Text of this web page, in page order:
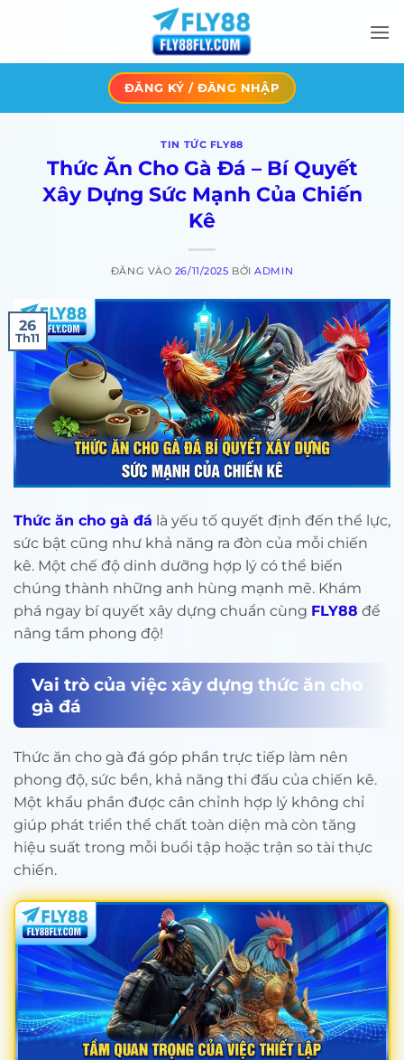
ĐĂNG KÝ / ĐĂNG NHẬP
TIN TỨC FLY88
Thức Ăn Cho Gà Đá – Bí Quyết
Xây Dựng Sức Mạnh Của Chiến
Kê
ĐĂNG VÀO 26/11/2025 BỞIADMIN
26
Th11
Thức ăn cho gà đá là yếu tố quyết định đến thể lực,
sức bật cũng như khả năng ra đòn của mỗi chiến
kê. Một chế độ dinh dưỡng hợp lý có thể biến
chúng thành những anh hùng mạnh mẽ. Khám
phá ngay bí quyết xây dựng chuẩn cùng FLY88 để
nâng tầm phong độ!
Vai trò của việc xây dựng thức ăn cho
gà đá
Thức ăn cho gà đá góp phần trực tiếp làm nên
phong độ, sức bền, khả năng thi đấu của chiến kê.
Một khẩu phần được cân chỉnh hợp lý không chỉ
giúp phát triển thể chất toàn diện mà còn tăng
hiệu suất trong mỗi buổi tập hoặc trận so tài thực
chiến.